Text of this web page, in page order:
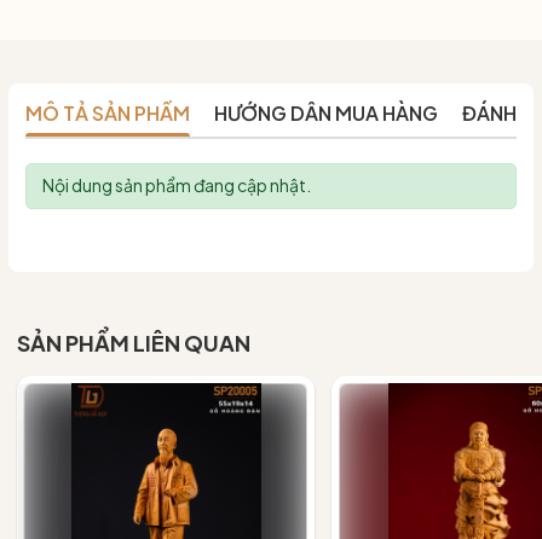
MÔ TẢ SẢN PHẨM HƯỚNG DẪN MUA HÀNG ĐÁNH
Nội dung sản phẩm đang cập nhật.
SẢN PHẨM LIÊN QUAN